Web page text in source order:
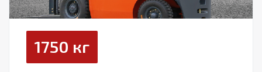
1750 кг